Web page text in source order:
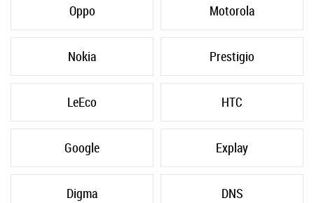
Oppo Motorola
Nokia Prestigio
LeEco HTC
Google Explay
Digma DNS